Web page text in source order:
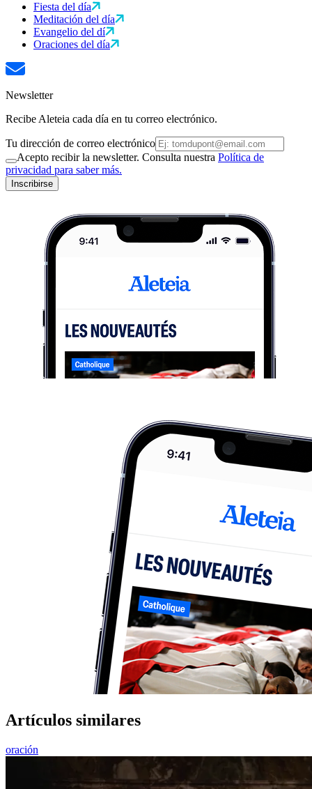
Fiesta del día
Meditación del día
Evangelio del dí
Oraciones del día
Newsletter
Recibe Aleteia cada día en tu correo electrónico.
Tu dirección de correo electrónico
Acepto recibir la newsletter. Consulta nuestra Política de
privacidad para saber más.
Inscribirse
Artículos similares
oración